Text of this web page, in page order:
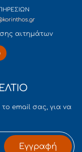
αιτημάτων
email σας, για να
Εγγραφή